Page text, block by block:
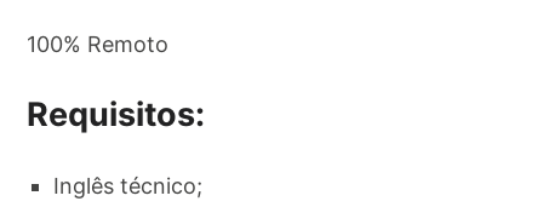
100% Remoto
Requisitos:
Inglês técnico;